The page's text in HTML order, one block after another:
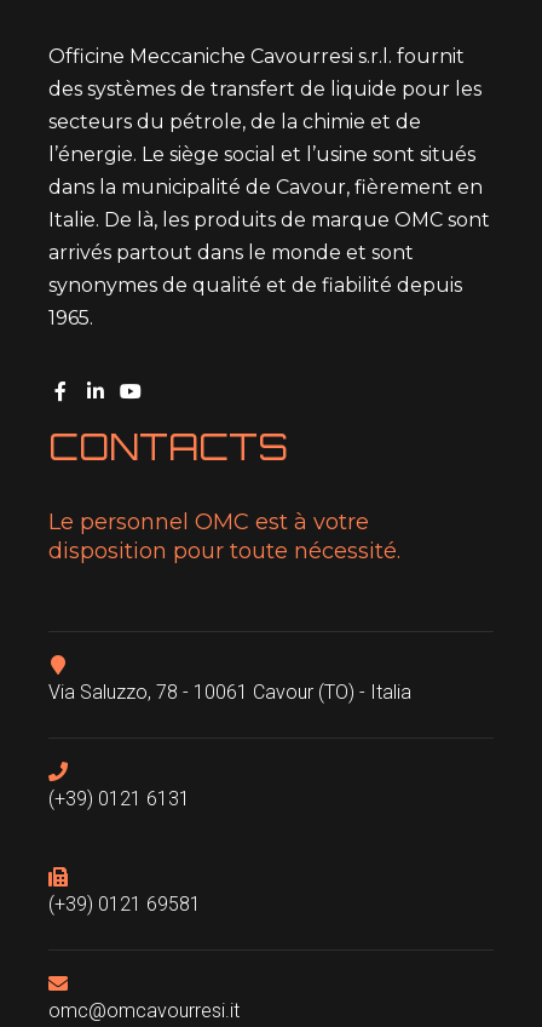
Officine Meccaniche Cavourresi s.r.l. fournit
des systèmes de transfert de liquide pour les
secteurs du pétrole, de la chimie et de
l’énergie. Le siège social et l’usine sont situés
dans la municipalité de Cavour, fièrement en
Italie. De là, les produits de marque OMC sont
arrivés partout dans le monde et sont
synonymes de qualité et de fiabilité depuis
1965.
CONTACTS
Le personnel OMC est à votre
disposition pour toute nécessité.
Via Saluzzo, 78 - 10061 Cavour (TO) - Italia
(+39) 0121 6131
(+39) 0121 69581
omc@omcavourresi.it